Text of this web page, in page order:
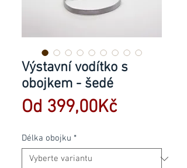
Výstavní vodítko s
obojkem - šedé
Od 399,00Kč
Délka obojku *